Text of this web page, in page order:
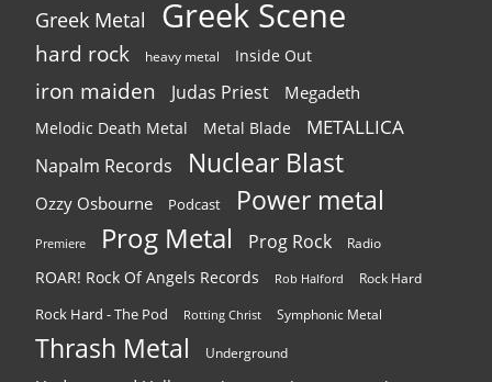
Greek Metal Greek Scene
hard rock heavy metal Inside Out
iron maiden Judas Priest Megadeth
Melodic Death Metal Metal Blade METALLICA
Napalm Records Nuclear Blast
Ozzy Osbourne Podcast Power metal
Premiere Prog Metal Prog Rock Radio
ROAR! Rock Of Angels Records Rob Halford Rock Hard
Rock Hard - The Pod Rotting Christ Symphonic Metal
Thrash Metal Underground